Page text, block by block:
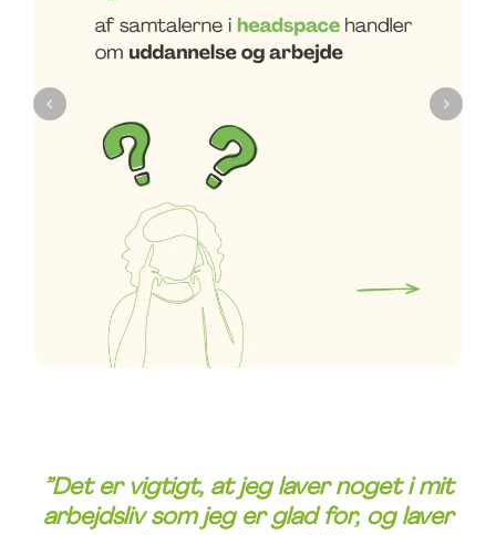
”Det er vigtigt, at jeg laver noget i mit
arbejdsliv som jeg er glad for, og laver